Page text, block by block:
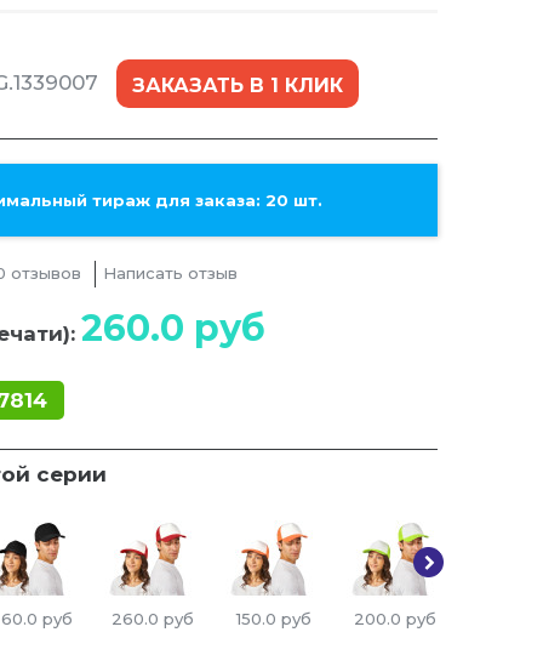
ЗАКАЗАТЬ В 1 КЛИК
тираж для заказа: 20 шт.
отзывов Написать отзыв
260.0 руб
серии
руб 260.0 руб 150.0 руб 200.0 руб